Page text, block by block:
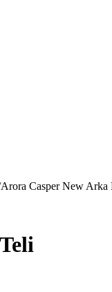
Arora Casper New Arka